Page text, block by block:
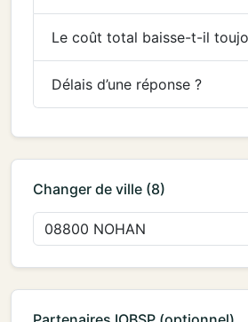
Le coût total baisse-t-il
Délais d’une réponse ?
Changer de ville (8)